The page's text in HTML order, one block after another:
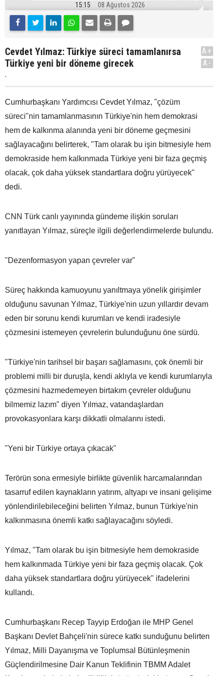
15:15 08 Ağustos 2026
Cevdet Yılmaz: Türkiye süreci tamamlanırsa
Türkiye yeni bir döneme girecek
.
A+
A-
Cumhurbaşkanı Yardımcısı Cevdet Yılmaz, "çözüm
süreci"nin tamamlanmasının Türkiye'nin hem demokrasi
hem de kalkınma alanında yeni bir döneme geçmesini
sağlayacağını belirterek, "Tam olarak bu işin bitmesiyle hem
demokraside hem kalkınmada Türkiye yeni bir faza geçmiş
olacak, çok daha yüksek standartlara doğru yürüyecek"
dedi.
CNN Türk canlı yayınında gündeme ilişkin soruları
yanıtlayan Yılmaz, süreçle ilgili değerlendirmelerde bulundu.
"Dezenformasyon yapan çevreler var"
Süreç hakkında kamuoyunu yanıltmaya yönelik girişimler
olduğunu savunan Yılmaz, Türkiye'nin uzun yıllardır devam
eden bir sorunu kendi kurumları ve kendi iradesiyle
çözmesini istemeyen çevrelerin bulunduğunu öne sürdü.
"Türkiye'nin tarihsel bir başarı sağlamasını, çok önemli bir
problemi milli bir duruşla, kendi aklıyla ve kendi kurumlarıyla
çözmesini hazmedemeyen birtakım çevreler olduğunu
bilmemiz lazım" diyen Yılmaz, vatandaşlardan
provokasyonlara karşı dikkatli olmalarını istedi.
"Yeni bir Türkiye ortaya çıkacak"
Terörün sona ermesiyle birlikte güvenlik harcamalarından
tasarruf edilen kaynakların yatırım, altyapı ve insani gelişime
yönlendirilebileceğini belirten Yılmaz, bunun Türkiye'nin
kalkınmasına önemli katkı sağlayacağını söyledi.
Yılmaz, "Tam olarak bu işin bitmesiyle hem demokraside
hem kalkınmada Türkiye yeni bir faza geçmiş olacak. Çok
daha yüksek standartlara doğru yürüyecek" ifadelerini
kullandı.
Cumhurbaşkanı Recep Tayyip Erdoğan ile MHP Genel
Başkanı Devlet Bahçeli'nin sürece katkı sunduğunu belirten
Yılmaz, Milli Dayanışma ve Toplumsal Bütünleşmenin
Güçlendirilmesine Dair Kanun Teklifinin TBMM Adalet